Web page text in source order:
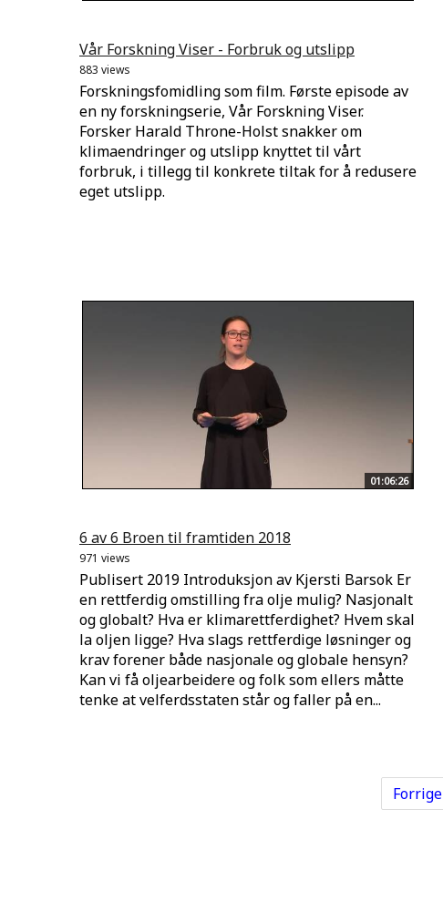
Vår Forskning Viser - Forbruk og utslipp
883 views
Forskningsfomidling som film. Første episode av
en ny forskningserie, Vår Forskning Viser.
Forsker Harald Throne-Holst snakker om
klimaendringer og utslipp knyttet til vårt
forbruk, i tillegg til konkrete tiltak for å redusere
eget utslipp.
01:06:26
6 av 6 Broen til framtiden 2018
971 views
Publisert 2019 Introduksjon av Kjersti Barsok Er
en rettferdig omstilling fra olje mulig? Nasjonalt
og globalt? Hva er klimarettferdighet? Hvem skal
la oljen ligge? Hva slags rettferdige løsninger og
krav forener både nasjonale og globale hensyn?
Kan vi få oljearbeidere og folk som ellers måtte
tenke at velferdsstaten står og faller på en...
Forrige